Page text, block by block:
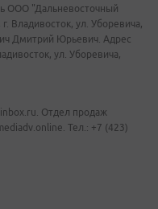
ООО "Дальневосточный
Владивосток, ул. Уборевича,
Дмитрий Юрьевич. Адрес
ул. Уборевича,
Отдел продаж
Тел.: +7 (423)